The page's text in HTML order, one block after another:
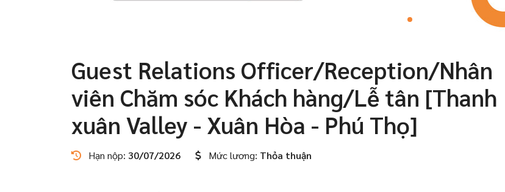
Guest Relations Officer/Reception/Nhân
viên Chăm sóc Khách hàng/Lễ tân [Thanh
xuân Valley - Xuân Hòa - Phú Thọ]
Hạn nộp: 30/07/2026 Mức lương: Thỏa thuận